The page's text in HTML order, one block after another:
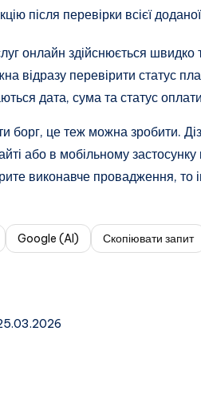
після перевірки всієї
онлайн здійснюється швидко
відразу перевірити статус
дата, сума та статус
борг, це теж можна зробити.
або в мобільному
виконавче провадження,
Google (AI) Скопіювати запит